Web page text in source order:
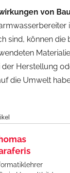
von
sind, können die
der Herstellung
die Umwelt